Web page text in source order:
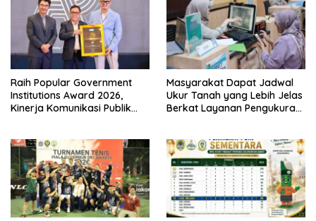
Raih Popular Government
Institutions Award 2026,
Kinerja Komunikasi Publik
Masyarakat Dapat Jadwal
Ukur Tanah yang Lebih Jelas
Berkat Layanan Pengukuran